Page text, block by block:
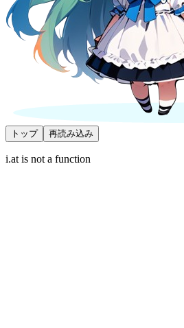
トップ 再読み込み
i.at is not a function